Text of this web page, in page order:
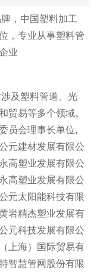
，中国塑料加工
，专业从事塑料管
业
及塑料管道、光
贸易等多个领域。
员会理事长单位,
元建材发展有限公
高塑业发展有限公
高塑业发展有限公
元太阳能科技有限
岩精杰塑业发展有
元科技发展有限公
上海）国际贸易有
智慧管网股份有限